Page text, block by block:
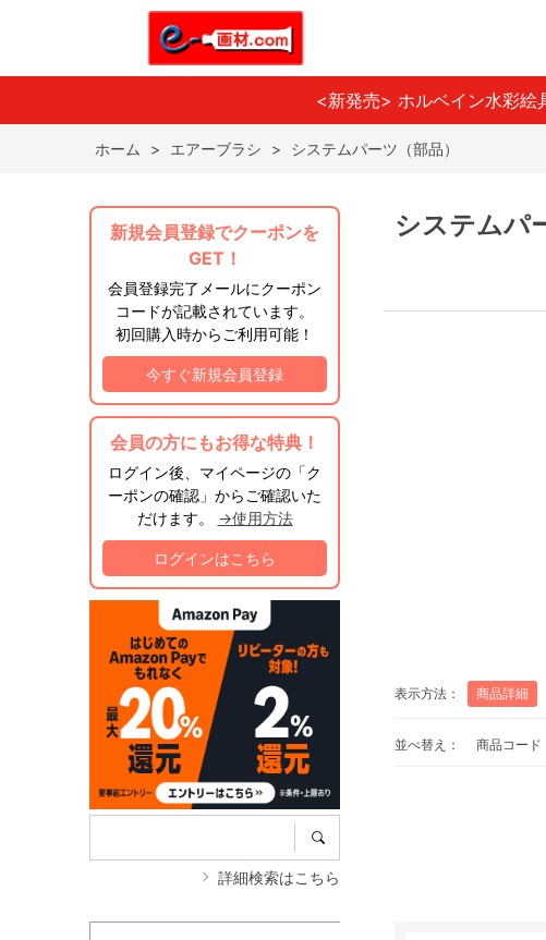
<新発売> ホルベイン水彩
ホーム > エアーブラシ > システムパーツ（部品）
新規会員登録でクーポンを
GET！
会員登録完了メールにクーポン
コードが記載されています。
初回購入時からご利用可能！
今すぐ新規会員登録
会員の方にもお得な特典！
ログイン後、マイページの「ク
ーポンの確認」からご確認いた
だけます。 →使用方法
ログインはこちら
詳細検索はこちら
システムパ
表示方法： 商品詳細
並べ替え： 商品コード